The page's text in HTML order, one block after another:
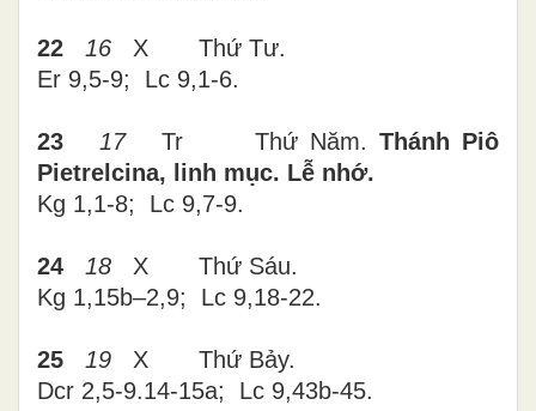
22 16 X Thứ Tư.
Er 9,5-9; Lc 9,1-6.
23 17Tr Thứ Năm. Thánh Piô
Pietrelcina, linh mục. Lễ nhớ.
Kg 1,1-8; Lc 9,7-9.
24 18 X Thứ Sáu.
Kg 1,15b–2,9; Lc 9,18-22.
25 19 X Thứ Bảy.
Dcr 2,5-9.14-15a; Lc 9,43b-45.